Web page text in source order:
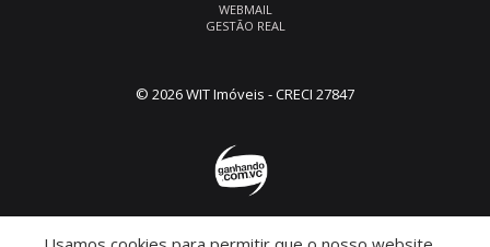
WEBMAIL
GESTÃO REAL
© 2026 WIT Imóveis - CRECI 27847